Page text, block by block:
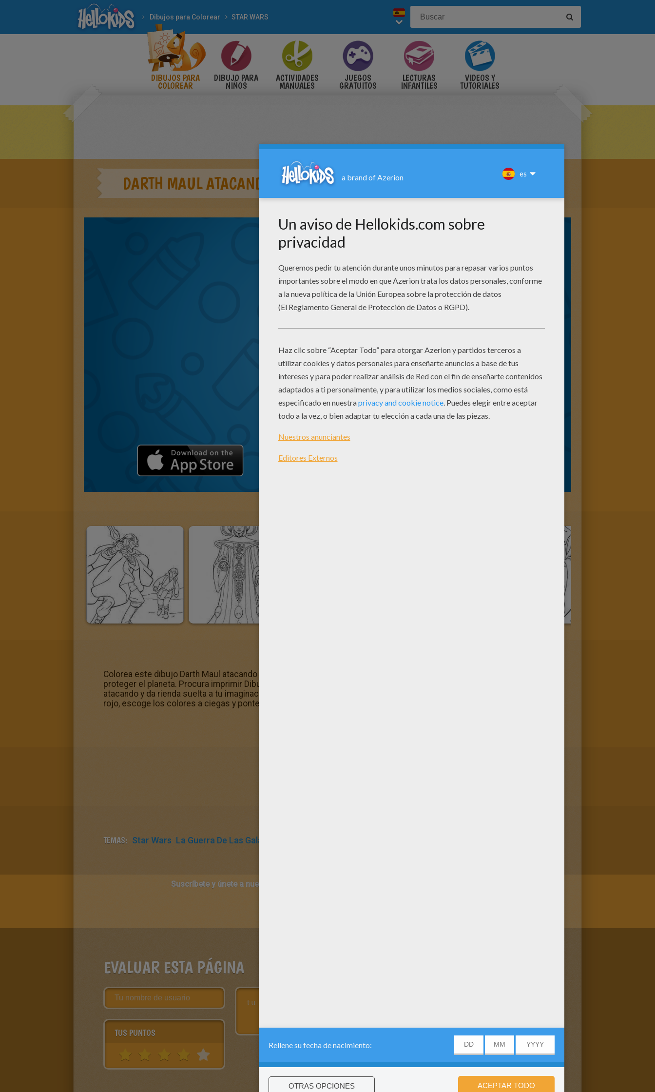
Dibujos para Colorear STAR WARS
DIBUJOS PARA
COLOREAR
DIBUJO PARA
NIÑOS
ACTIVIDADES
MANUALES
JUEGOS
GRATUITOS
LECTURAS
INFANTILES
VIDEOS Y
TUTORIALES
DARTH MAUL ATACANDO
Colorea este dibujo Darth Maul atacando con la fábrica para colorear, y guárdalo a tu ordenador. ¡Ahorra papel para
proteger el planeta. Procura imprimir Dibujos para colorear STAR WARS Juega con este diseño de Darth Maul
atacando y da rienda suelta a tu imaginación rompiendo los códigos de colores establecidos. ¡Cambia el verde por el
rojo, escoge los colores a ciegas y ponte a colorear muchos dibujos para pintar
TEMAS: Star Wars La Guerra De Las Galaxias
Suscríbete y únete a nuestro canal de vídeos para niños en Youtube:
EVALUAR ESTA PÁGINA
TUS PUNTOS